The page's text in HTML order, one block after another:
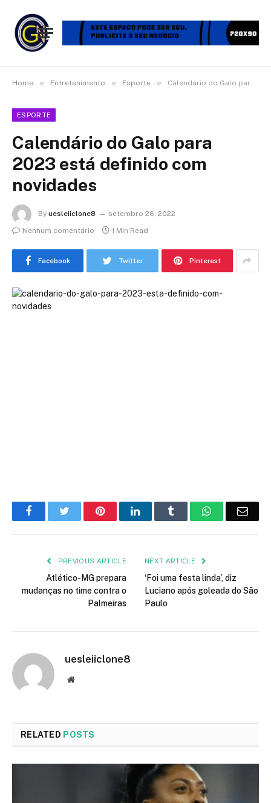
Home » Entretenimento » Esporte » Calendário do Galo para 2023 está definido com novidades
ESPORTE
Calendário do Galo para
2023 está definido com
novidades
By uesleiiclone8
setembro 26, 2022
Nenhum comentário
1 Min Read
Facebook Twitter Pinterest
FacebookTwitter PinterestLinkedIn Tumblr WhatsApp
PREVIOUS ARTICLE
Atlético-MG prepara
mudanças no time contra o
Palmeiras
NEXT ARTICLE
‘Foi uma festa linda’, diz
Luciano após goleada do São
Paulo
uesleiiclone8
Website
RELATED POSTS